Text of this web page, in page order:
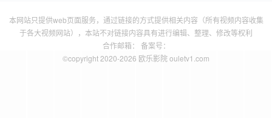
本网站只提供web页面服务，通过链接的方式提供相关内容（所有视频内容收集
于各大视频网站），本站不对链接内容具有进行编辑、整理、修改等权利
合作邮箱： 备案号：
©copyright 2020-2026 欧乐影院 ouletv1.com